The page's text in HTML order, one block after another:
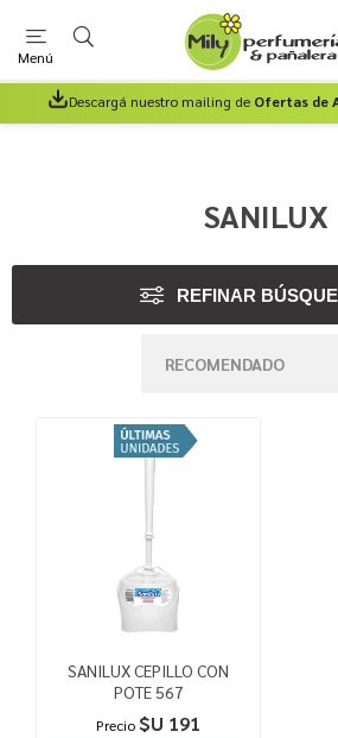
Menú
Descargá nuestro mailing de Ofertas de
SANILUX
REFINAR
SANILUX CEPILLO CON
POTE 567
Precio $U 191